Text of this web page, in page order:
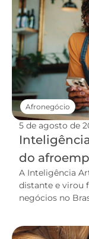
5 de agosto de
do
A Inteligência
distante e virou
negócios no
Afronegócio